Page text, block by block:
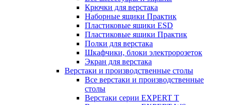
Крючки для верстака
Наборные ящики Практик
Пластиковые ящики ESD
Пластиковые ящики Практик
Полки для верстака
Шкафчики, блоки электророзеток
Экран для верстака
Верстаки и производственные столы
Все верстаки и производственные
столы
Верстаки серии EXPERT T